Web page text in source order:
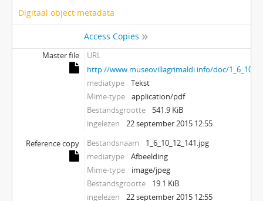
Digitaal object metadata
Access Copies
Master file
URL
http://www.museovillagrimaldi.info/doc/
mediatype
Tekst
Mime-type
application/pdf
Bestandsgrootte
541.9 KiB
ingelezen
22 september 2015 12:55
Reference copy
Bestandsnaam
1_6_10_12_141.jpg
mediatype
Afbeelding
Mime-type
image/jpeg
Bestandsgrootte
19.1 KiB
ingelezen
22 september 2015 12:55